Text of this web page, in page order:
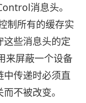
消息头。
制所有的缓存实
些消息头的定
来屏蔽一个设备
中传递时必须直
不被改变。